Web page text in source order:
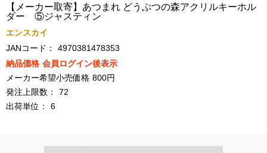
【メーカー取寄】あつまれ どうぶつの森アクリルキーホル
ダー ⑤ジャスティン
エンスカイ
JANコード：
4970381478353
納品価格 会員ログイン後表示
メーカー希望小売価格 800円
発注上限数：
72
出荷単位：
6